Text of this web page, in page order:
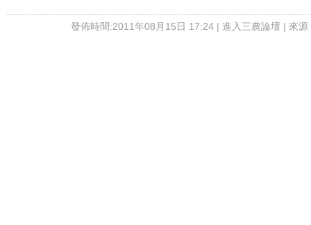
發佈時間:2011年08月15日 17:24 | 進入三農論壇 | 來源